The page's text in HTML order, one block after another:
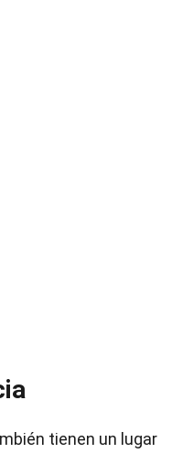
tienen un lugar